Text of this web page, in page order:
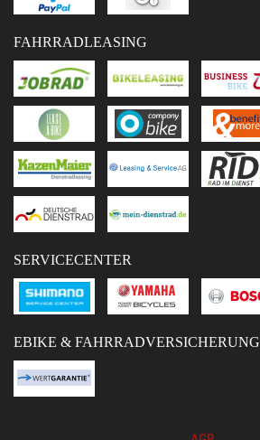
FAHRRADLEASING
SERVICECENTER
EBIKE & FAHRRADVERSICHERUNG